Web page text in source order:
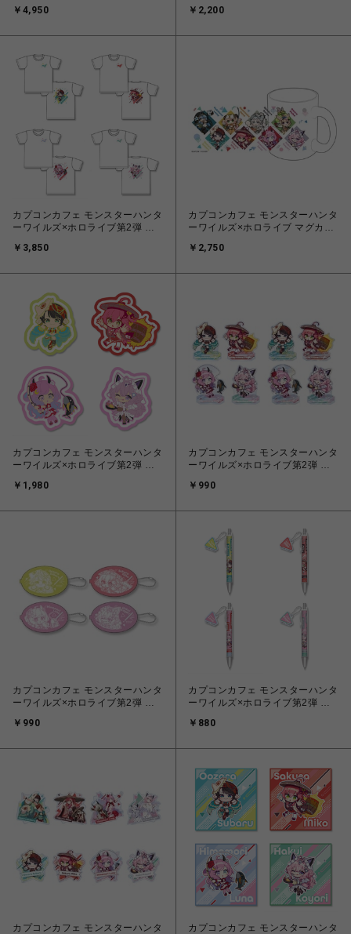
￥4,950
￥2,200
カプコンカフェ モンスターハンタ
ーワイルズ×ホロライブ第2弾 Ｔ
￥3,850
カプコンカフェ モンスターハンタ
ーワイルズ×ホロライブ マグカッ
￥2,750
カプコンカフェ モンスターハンタ
ーワイルズ×ホロライブ第2弾 ラ
￥1,980
カプコンカフェ モンスターハンタ
ーワイルズ×ホロライブ第2弾 ト
￥990
カプコンカフェ モンスターハンタ
ーワイルズ×ホロライブ第2弾 ラ
￥990
カプコンカフェ モンスターハンタ
ーワイルズ×ホロライブ第2弾 チ
￥880
カプコンカフェ モンスターハンタ
カプコンカフェ モンスターハンタ